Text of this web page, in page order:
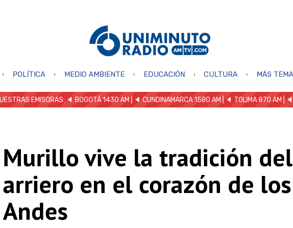
POLÍTICA MEDIO AMBIENTE EDUCACIÓN CULTURA MÁS
EMISORAS: 🔈 BOGOTÁ 1430 AM | 🔈 CUNDINAMARCA 1580 AM | 🔈 TOLIMA 870 AM |
Murillo vive la tradición del
arriero en el corazón de los
Andes